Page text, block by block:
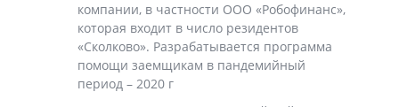
компании, в частности ООО «Робофинанс»,
которая входит в число резидентов
«Сколково». Разрабатывается программа
помощи заемщикам в пандемийный
период – 2020 г